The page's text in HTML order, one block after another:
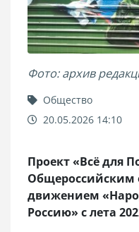
Фото: архив
Общество
20.05.2026 14:10
Проект «Всё для
движением
Россию» с лета